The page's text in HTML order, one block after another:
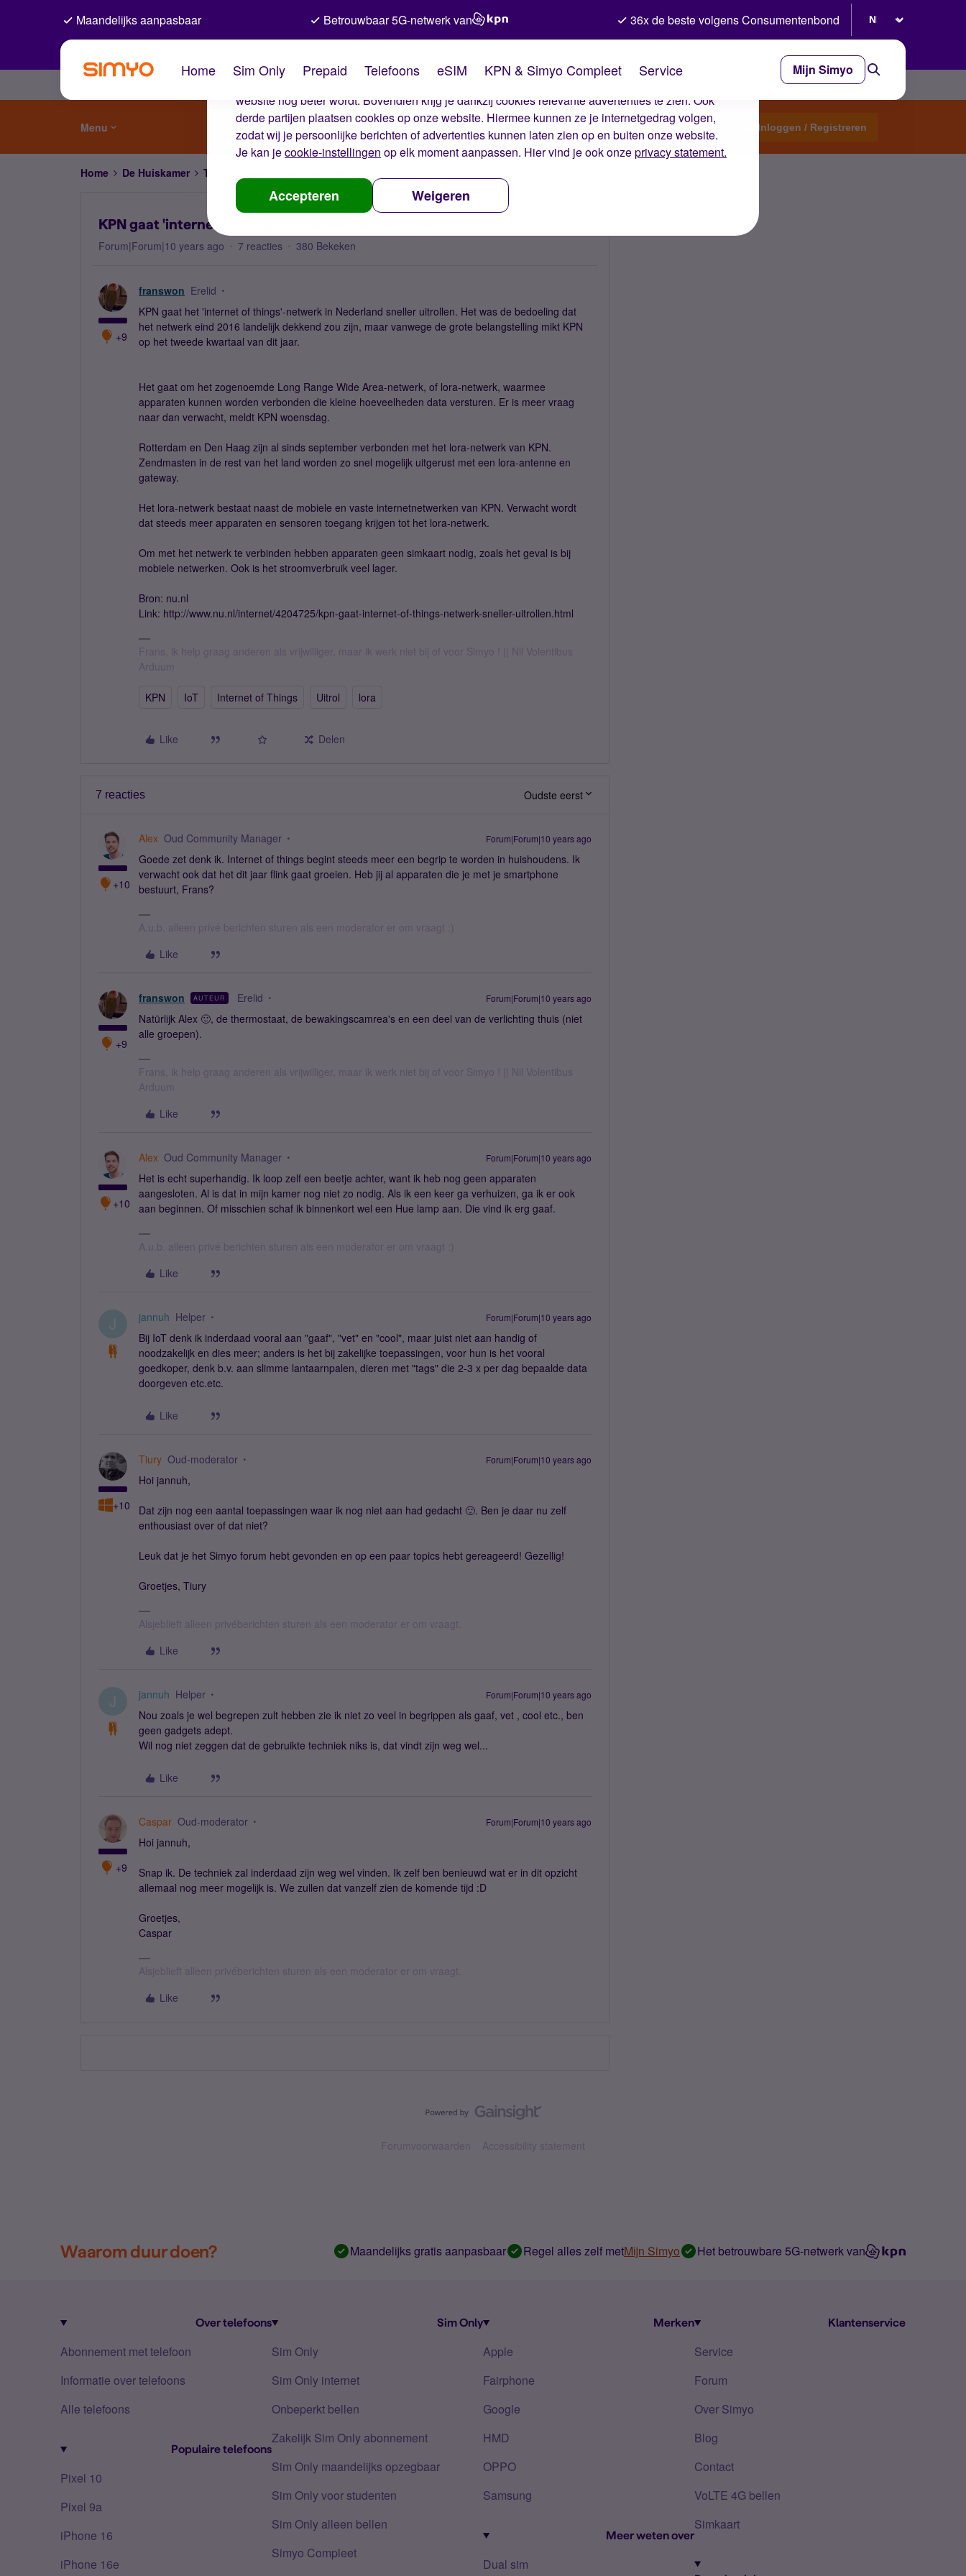
De cookies van Simyo
Wij gebruiken cookies op onze website. Met deze cookies zorgen wij ervoor dat je ervaring op de
website nog beter wordt. Bovendien krijg je dankzij cookies relevante advertenties te zien. Ook
derde partijen plaatsen cookies op onze website. Hiermee kunnen ze je internetgedrag volgen,
zodat wij je persoonlijke berichten of advertenties kunnen laten zien op en buiten onze website.
Je kan jecookie-instellingen op elk moment aanpassen. Hier vind je ook onzeprivacy statement.
Accepteren Weigeren
Maandelijks aanpasbaar Betrouwbaar 5G-netwerk van 36x de beste volgens Consumentenbond
Home Sim Only Prepaid Telefoons eSIM KPN & Simyo Compleet Service Mijn Simyo
Menu Start een topic Inloggen / Registreren
Home De Huiskamer Telecom weetjes en nieuwtjes
KPN gaat 'internet of things'-netwerk sneller uitrollen
Forum|Forum|10 years ago 7 reacties 380 Bekeken
+9
franswon Erelid
KPN gaat het 'internet of things'-netwerk in Nederland sneller uitrollen. Het was de bedoeling dat
het netwerk eind 2016 landelijk dekkend zou zijn, maar vanwege de grote belangstelling mikt KPN
op het tweede kwartaal van dit jaar.
Het gaat om het zogenoemde Long Range Wide Area-netwerk, of lora-netwerk, waarmee
apparaten kunnen worden verbonden die kleine hoeveelheden data versturen. Er is meer vraag
naar dan verwacht, meldt KPN woensdag.
Rotterdam en Den Haag zijn al sinds september verbonden met het lora-netwerk van KPN.
Zendmasten in de rest van het land worden zo snel mogelijk uitgerust met een lora-antenne en
gateway.
Het lora-netwerk bestaat naast de mobiele en vaste internetnetwerken van KPN. Verwacht wordt
dat steeds meer apparaten en sensoren toegang krijgen tot het lora-netwerk.
Om met het netwerk te verbinden hebben apparaten geen simkaart nodig, zoals het geval is bij
mobiele netwerken. Ook is het stroomverbruik veel lager.
Bron: nu.nl
Link: http://www.nu.nl/internet/4204725/kpn-gaat-internet-of-things-netwerk-sneller-uitrollen.html
Frans, ik help graag anderen als vrijwilliger, maar ik werk niet bij of voor Simyo ! || Nil Volentibus
Arduum
KPN IoT Internet of Things Uitrol lora
Like Delen
7 reacties Oudste eerst
+10
Alex Oud Community Manager Forum|Forum|10 years ago
Goede zet denk ik. Internet of things begint steeds meer een begrip te worden in huishoudens. Ik
verwacht ook dat het dit jaar flink gaat groeien. Heb jij al apparaten die je met je smartphone
bestuurt, Frans?
A.u.b. alleen privé berichten sturen als een moderator er om vraagt :)
Like
+9
franswon AUTEUR Erelid Forum|Forum|10 years ago
Natürlijk Alex 🙂, de thermostaat, de bewakingscamrea's en een deel van de verlichting thuis (niet
alle groepen).
Frans, ik help graag anderen als vrijwilliger, maar ik werk niet bij of voor Simyo ! || Nil Volentibus
Arduum
Like
+10
Alex Oud Community Manager Forum|Forum|10 years ago
Het is echt superhandig. Ik loop zelf een beetje achter, want ik heb nog geen apparaten
aangesloten. Al is dat in mijn kamer nog niet zo nodig. Als ik een keer ga verhuizen, ga ik er ook
aan beginnen. Of misschien schaf ik binnenkort wel een Hue lamp aan. Die vind ik erg gaaf.
A.u.b. alleen privé berichten sturen als een moderator er om vraagt :)
Like
J jannuh Helper Forum|Forum|10 years ago
Bij IoT denk ik inderdaad vooral aan "gaaf", "vet" en "cool", maar juist niet aan handig of
noodzakelijk en dies meer; anders is het bij zakelijke toepassingen, voor hun is het vooral
goedkoper, denk b.v. aan slimme lantaarnpalen, dieren met "tags" die 2-3 x per dag bepaalde data
doorgeven etc.etc.
Like
+10
Tiury Oud-moderator Forum|Forum|10 years ago
Hoi jannuh,
Dat zijn nog een aantal toepassingen waar ik nog niet aan had gedacht 🙂. Ben je daar nu zelf
enthousiast over of dat niet?
Leuk dat je het Simyo forum hebt gevonden en op een paar topics hebt gereageerd! Gezellig!
Groetjes, Tiury
Alsjeblieft alleen privéberichten sturen als een moderator er om vraagt.
Like
J jannuh Helper Forum|Forum|10 years ago
Nou zoals je wel begrepen zult hebben zie ik niet zo veel in begrippen als gaaf, vet , cool etc., ben
geen gadgets adept.
Wil nog niet zeggen dat de gebruikte techniek niks is, dat vindt zijn weg wel...
Like
+9
Caspar Oud-moderator Forum|Forum|10 years ago
Hoi jannuh,
Snap ik. De techniek zal inderdaad zijn weg wel vinden. Ik zelf ben benieuwd wat er in dit opzicht
allemaal nog meer mogelijk is. We zullen dat vanzelf zien de komende tijd :D
Groetjes,
Caspar
Alsjeblieft alleen privéberichten sturen als een moderator er om vraagt.
Like
Forumvoorwaarden Accessibility statement
Waarom duur doen? Maandelijks gratis aanpasbaar Regel alles zelf metMijn Simyo Het betrouwbare 5G-netwerk van
Over telefoons
Abonnement met telefoon
Informatie over telefoons
Alle telefoons
Populaire telefoons
Pixel 10
Pixel 9a
iPhone 16
iPhone 16e
Sim Only
Sim Only
Sim Only internet
Onbeperkt bellen
Zakelijk Sim Only abonnement
Sim Only maandelijks opzegbaar
Sim Only voor studenten
Sim Only alleen bellen
Simyo Compleet
Merken
Apple
Fairphone
Google
HMD
OPPO
Samsung
Meer weten over
Dual sim
Klantenservice
Service
Forum
Over Simyo
Blog
Contact
VoLTE 4G bellen
Simkaart